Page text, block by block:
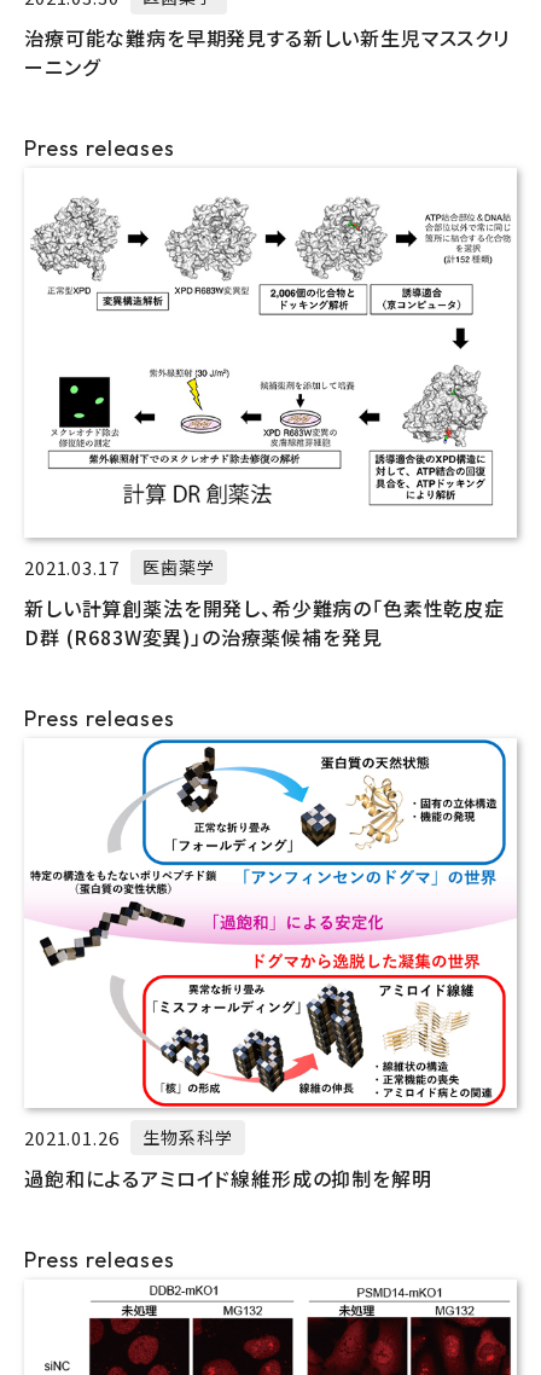
治療可能な難病を早期発見する新しい新生児マススクリ
ーニング
Press releases
2021.03.17 医歯薬学
新しい計算創薬法を開発し、希少難病の「色素性乾皮症
D群 (R683W変異)」の治療薬候補を発見
Press releases
2021.01.26 生物系科学
過飽和によるアミロイド線維形成の抑制を解明
Press releases